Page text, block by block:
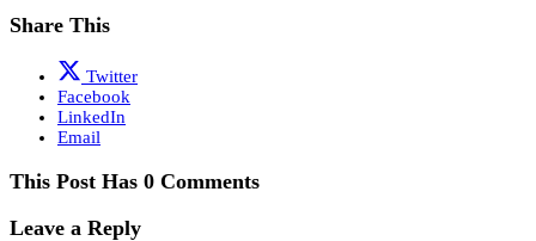
Share This
Twitter
Facebook
LinkedIn
Email
This Post Has 0 Comments
Leave a Reply